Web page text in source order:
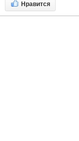
Нравится